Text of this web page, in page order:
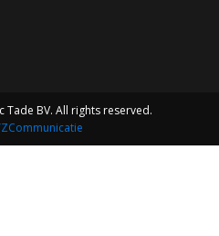
Tade BV. All rights reserved.